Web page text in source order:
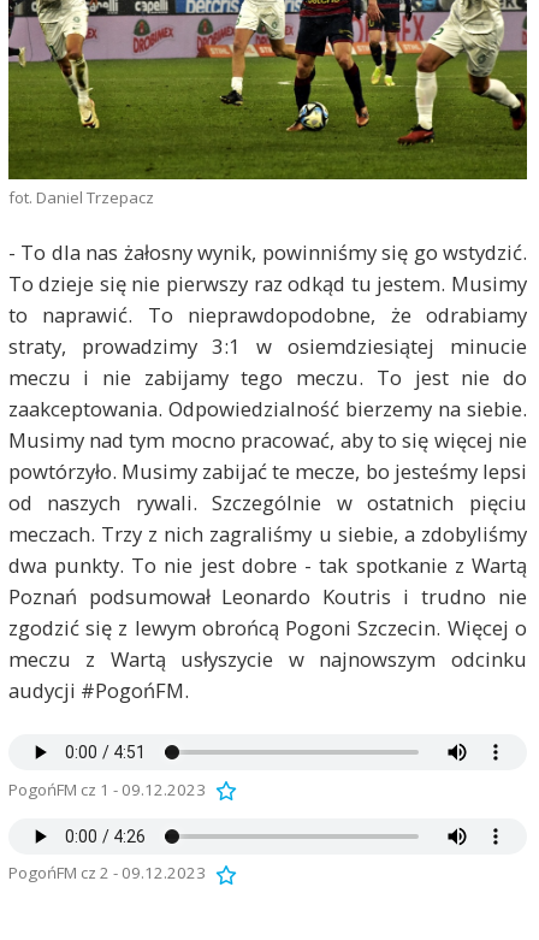
fot. Daniel Trzepacz
- To dla nas żałosny wynik, powinniśmy się go wstydzić.
To dzieje się nie pierwszy raz odkąd tu jestem. Musimy
to naprawić. To nieprawdopodobne, że odrabiamy
straty, prowadzimy 3:1 w osiemdziesiątej minucie
meczu i nie zabijamy tego meczu. To jest nie do
zaakceptowania. Odpowiedzialność bierzemy na siebie.
Musimy nad tym mocno pracować, aby to się więcej nie
powtórzyło. Musimy zabijać te mecze, bo jesteśmy lepsi
od naszych rywali. Szczególnie w ostatnich pięciu
meczach. Trzy z nich zagraliśmy u siebie, a zdobyliśmy
dwa punkty. To nie jest dobre - tak spotkanie z Wartą
Poznań podsumował Leonardo Koutris i trudno nie
zgodzić się z lewym obrońcą Pogoni Szczecin. Więcej o
meczu z Wartą usłyszycie w najnowszym odcinku
audycji #PogońFM.
PogońFM cz 1 - 09.12.2023
PogońFM cz 2 - 09.12.2023